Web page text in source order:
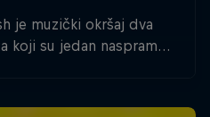
je muzički okršaj dva
koji su jedan naspram